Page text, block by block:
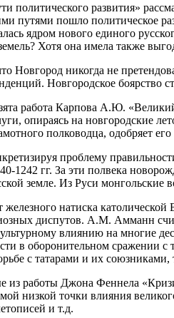
развития»
путями пошло политическое
ядром нового единого
Хотя она имела также
никогда не
Новгородское боярство
работа Карпова А.Ю.
опираясь на новгородские
полководца, одобряет
проблему
1242 гг. За эти полвека
земле. Из Руси монгольские
натиска
диспутов. А.М. Амманн
влиянию на многие
в оборонительном
с татарами и их союзниками,
работы Джона Феннела
низкой точки влияния
и т.д.